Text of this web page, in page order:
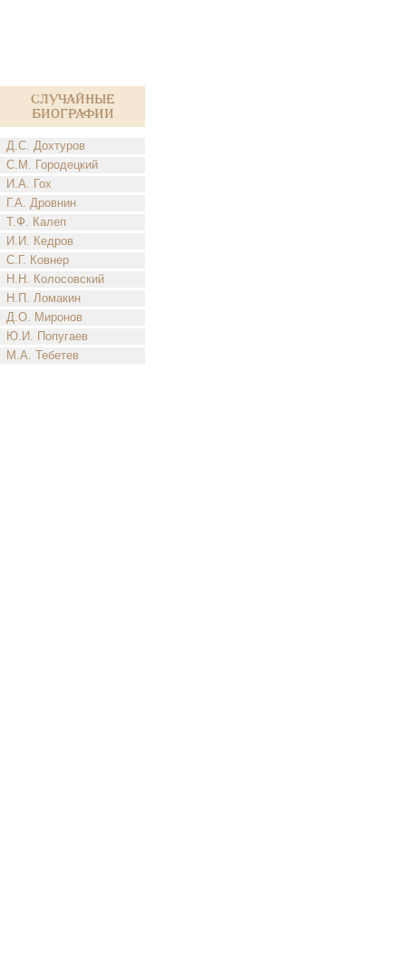
Случайные
биографии
Д.С. Дохтуров
С.М. Городецкий
И.А. Гох
Г.А. Дровнин
Т.Ф. Калеп
И.И. Кедров
С.Г. Ковнер
Н.Н. Колосовский
Н.П. Ломакин
Д.О. Миронов
Ю.И. Попугаев
М.А. Тебетев